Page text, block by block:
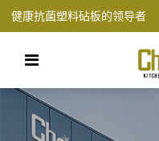
健康抗菌塑料砧板的领导者